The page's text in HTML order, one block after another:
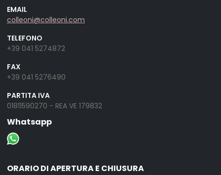
EMAIL
colleoni@colleoni.com
TELEFONO
+39 041 5274872
FAX
+39 041 5276490
PARTITA IVA
01811590270 - REA VE 179832
Whatsapp
ORARIO DI APERTURA E CHIUSURA